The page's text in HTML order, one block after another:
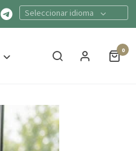
Seleccionar idioma
0